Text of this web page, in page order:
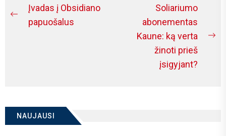
Navigacija
tarp
Previous
Įvadas į Obsidiano
papuošalus
Soliariumo
abonementas
Kaune: ką verta
žinoti prieš
įsigyjant?
NAUJAUSI